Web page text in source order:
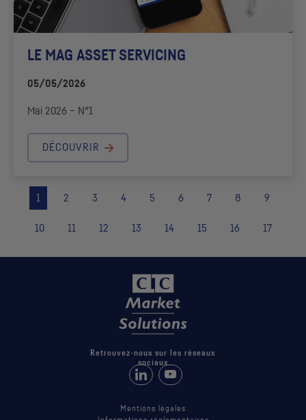
LE MAG ASSET SERVICING
05/05/2026
Mai 2026 – N°1
DÉCOUVRIR
1 2 3 4 5 6 7 8 9
10 11 12 13 14 15 16 17
Retrouvez-nous sur les réseaux
sociaux
Retrouvez-nous sur LinkedIn
Suivez-nous sur Youtube
Mentions légales